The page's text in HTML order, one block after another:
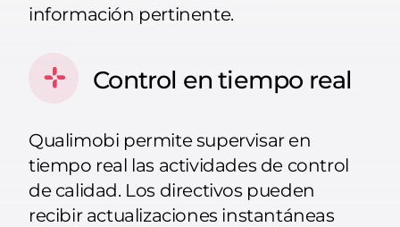
información pertinente.
Control en tiempo real
Qualimobi permite supervisar en
tiempo real las actividades de control
de calidad. Los directivos pueden
recibir actualizaciones instantáneas